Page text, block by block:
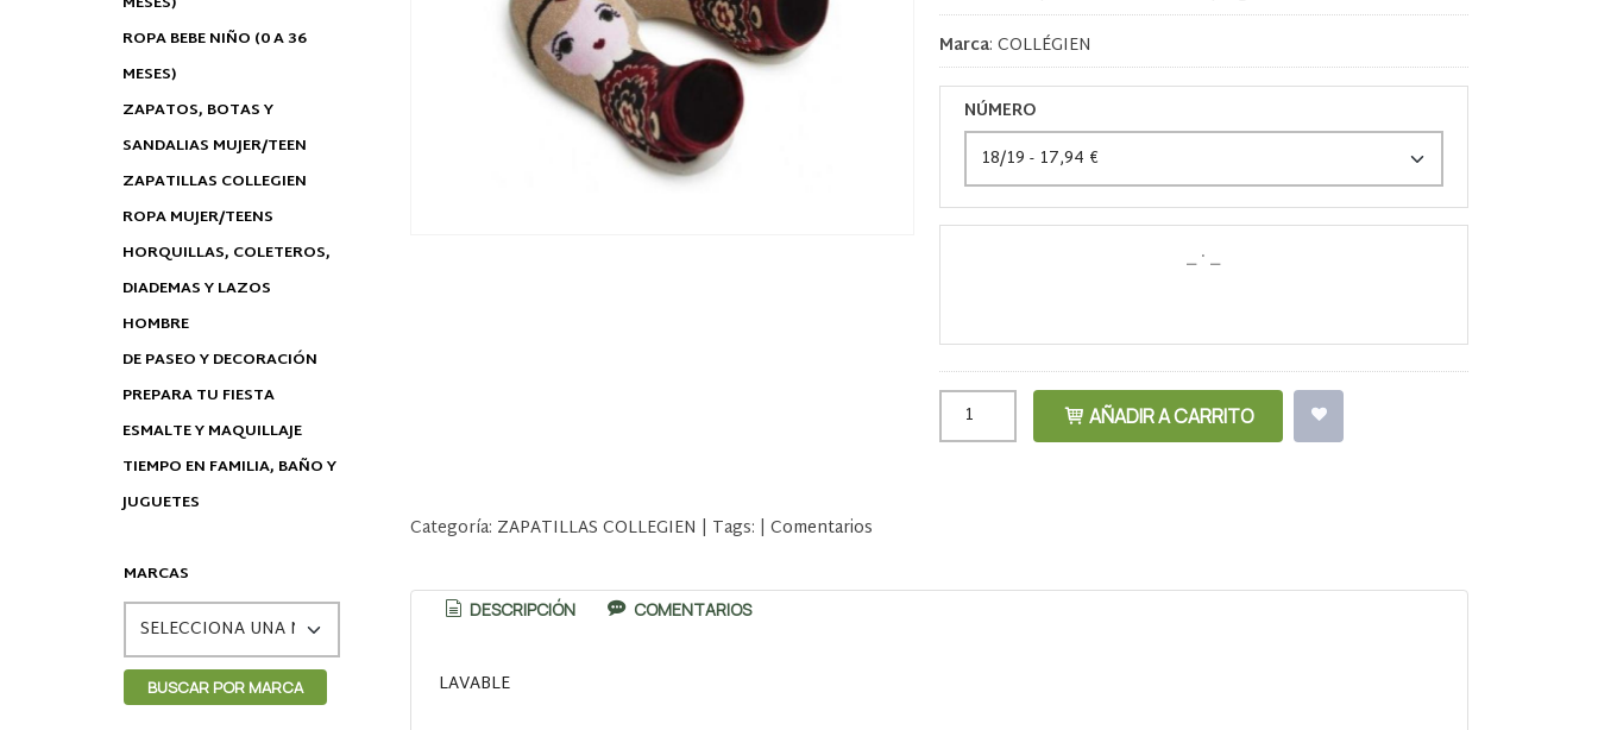
ROPA BEBE NIÑO (0 A 36
MESES)
ZAPATOS, BOTAS Y
SANDALIAS MUJER/TEEN
ZAPATILLAS COLLEGIEN
ROPA MUJER/TEENS
HORQUILLAS, COLETEROS,
DIADEMAS Y LAZOS
HOMBRE
DE PASEO Y DECORACIÓN
PREPARA TU FIESTA
ESMALTE Y MAQUILLAJE
TIEMPO EN FAMILIA, BAÑO Y
JUGUETES
MARCAS
Marca: COLLÉGIEN
NÚMERO
AÑADIR A CARRITO
Categoría: ZAPATILLAS COLLEGIEN | Tags: | Comentarios
DESCRIPCIÓN COMENTARIOS
LAVABLE